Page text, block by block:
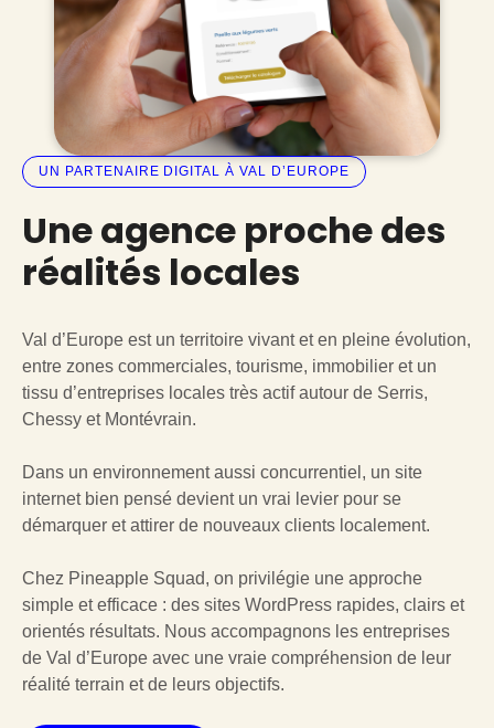
UN PARTENAIRE DIGITAL À VAL D’EUROPE
Une agence proche des
réalités locales
Val d’Europe est un territoire vivant et en pleine évolution,
entre zones commerciales, tourisme, immobilier et un
tissu d’entreprises locales très actif autour de Serris,
Chessy et Montévrain.
Dans un environnement aussi concurrentiel, un site
internet bien pensé devient un vrai levier pour se
démarquer et attirer de nouveaux clients localement.
Chez Pineapple Squad, on privilégie une approche
simple et efficace : des sites WordPress rapides, clairs et
orientés résultats. Nous accompagnons les entreprises
de Val d’Europe avec une vraie compréhension de leur
réalité terrain et de leurs objectifs.